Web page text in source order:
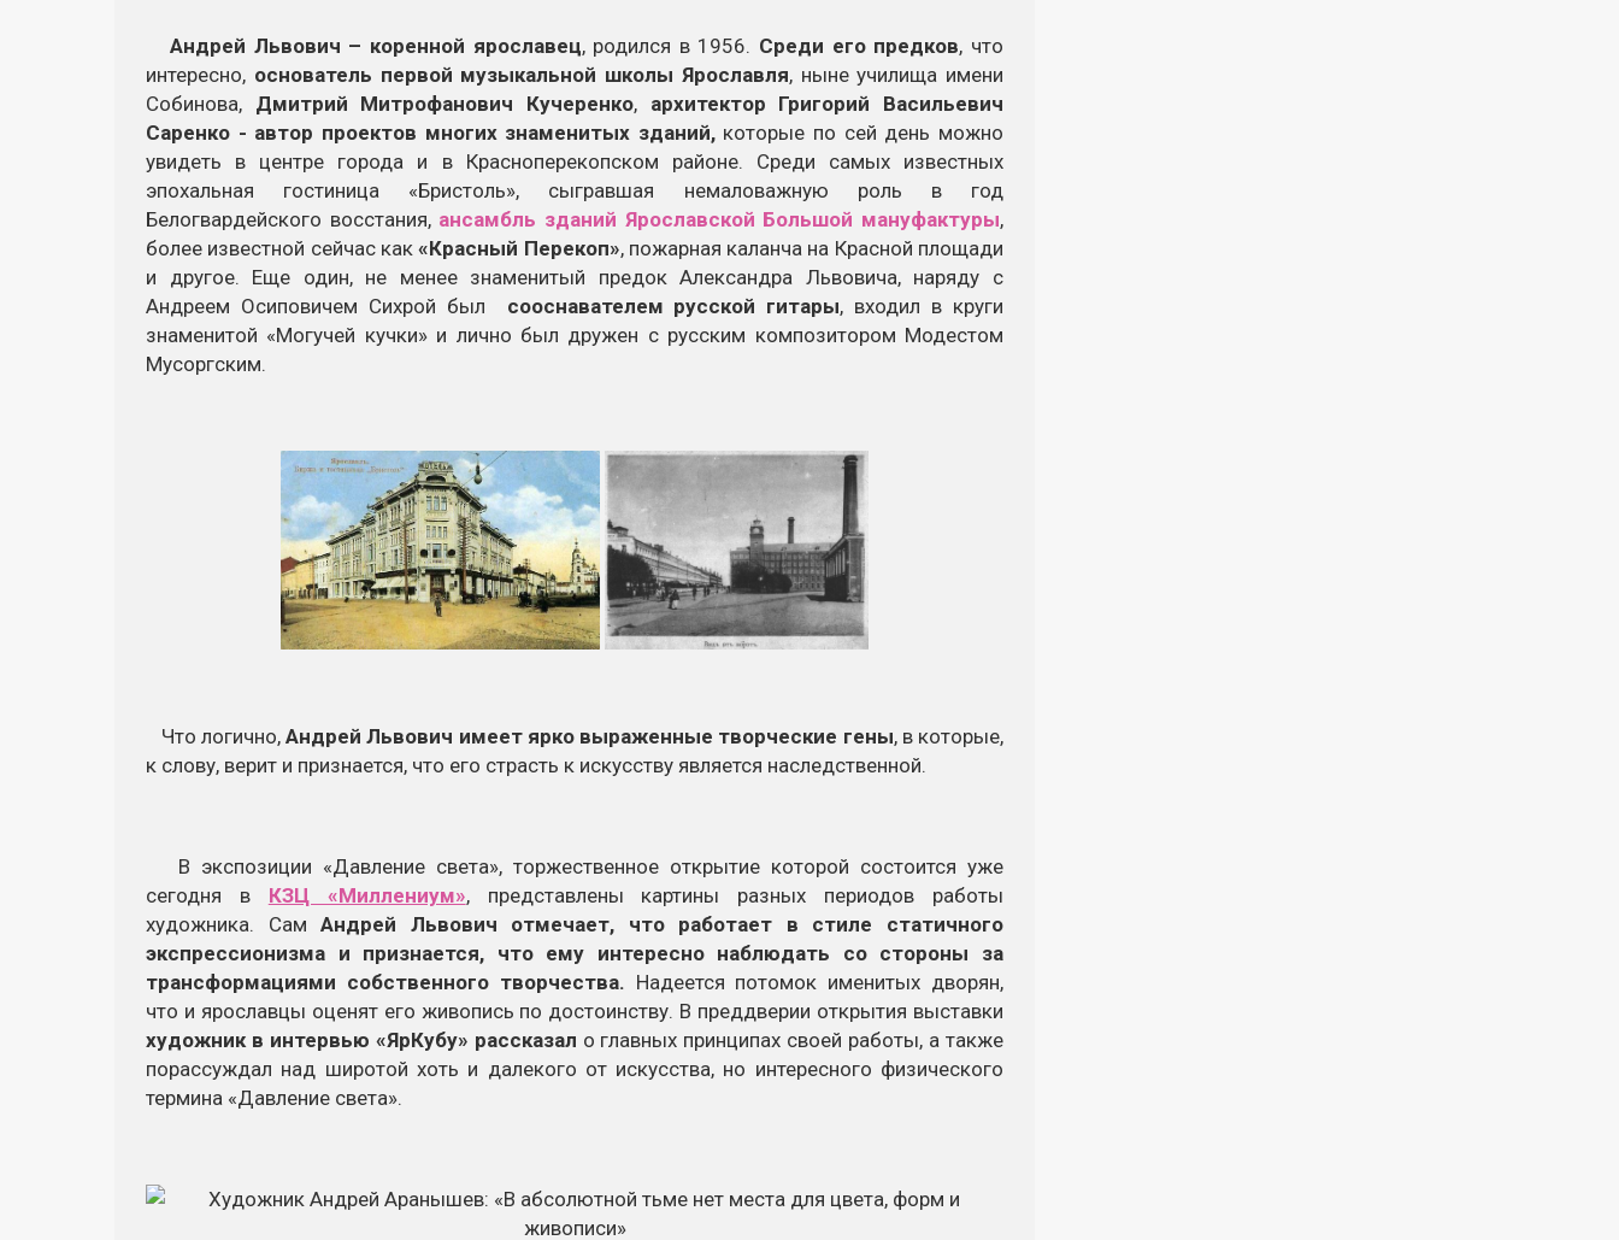
Андрей Львович – коренной ярославец, родился в 1956. Среди его предков, что
интересно, основатель первой музыкальной школы Ярославля, ныне училища имени
Собинова, Дмитрий Митрофанович Кучеренко, архитектор Григорий Васильевич
Саренко - автор проектов многих знаменитых зданий, которые по сей день можно
увидеть в центре города и в Красноперекопском районе. Среди самых известных
эпохальная гостиница «Бристоль», сыгравшая немаловажную роль в год
Белогвардейского восстания, ансамбль зданий Ярославской Большой мануфактуры,
более известной сейчас как«Красный Перекоп», пожарная каланча на Красной площади
и другое. Еще один, не менее знаменитый предок Александра Львовича, наряду с
Андреем Осиповичем Сихрой был сооснавателем русской гитары, входил в круги
знаменитой «Могучей кучки» и лично был дружен с русским композитором Модестом
Мусоргским.
Что логично,Андрей Львович имеет ярко выраженные творческие гены, в которые,
к слову, верит и признается, что его страсть к искусству является наследственной.
В экспозиции «Давление света», торжественное открытие которой состоится уже
сегодня в КЗЦ «Миллениум», представлены картины разных периодов работы
художника. СамАндрей Львович отмечает, что работает в стиле статичного
экспрессионизма и признается, что ему интересно наблюдать со стороны за
трансформациями собственного творчества. Надеется потомок именитых дворян,
что и ярославцы оценят его живопись по достоинству. В преддверии открытия выставки
художник в интервью «ЯрКубу» рассказал о главных принципах своей работы, а также
порассуждал над широтой хоть и далекого от искусства, но интересного физического
термина «Давление света».